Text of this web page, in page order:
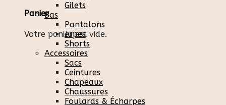
Panier
Votre panier est vide.
Gilets
Bas
Pantalons
Jupes
Shorts
Accessoires
Sacs
Ceintures
Chapeaux
Chaussures
Foulards & Écharpes